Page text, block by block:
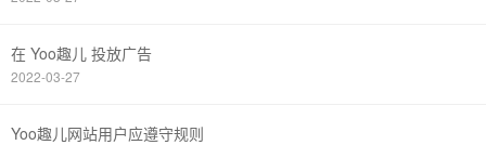
在 Yoo趣儿 投放广告
2022-03-27
Yoo趣儿网站用户应遵守规则